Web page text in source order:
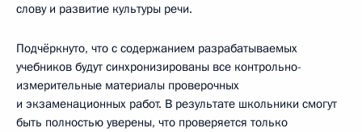
слову и развитие культуры речи.
Подчёркнуто, что с содержанием разрабатываемых
учебников будут синхронизированы все контрольно-
измерительные материалы проверочных
и экзаменационных работ. В результате школьники смогут
быть полностью уверены, что проверяется только